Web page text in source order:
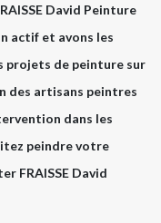
David Peinture
actif et avons les
projets de peinture sur
des artisans peintres
dans les
peindre votre
FRAISSE David